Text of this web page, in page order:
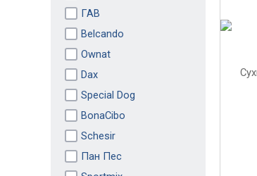
ГАВ
Belcando
Ownat
Dax
Special Dog
BonaCibo
Schesir
Пан Пес